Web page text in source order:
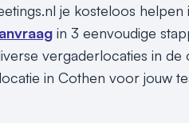
je kosteloos
in 3 eenvoudige
vergaderlocaties in
in Cothen voor jouw